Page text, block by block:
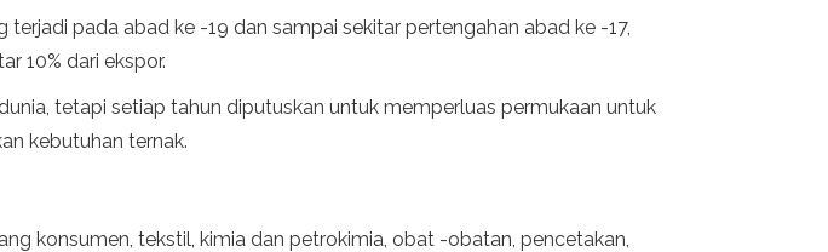
pada abad ke -19 dan sampai sekitar pertengahan abad ke -17,
10% dari ekspor.
tetapi setiap tahun diputuskan untuk memperluas permukaan untuk
kebutuhan ternak.
konsumen, tekstil, kimia dan petrokimia, obat -obatan, pencetakan,